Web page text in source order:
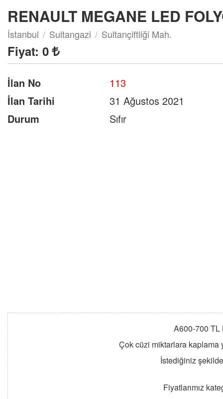
RENAULT MEGANE LED
İstanbul Sultangazi Sultançiftliği Mah.
Fiyat: 0
İlan No
113
İlan Tarihi
31 Ağustos 2021
Durum
Sıfır
A600-700 TL
Çok cüzi miktarlara kaplama
İstediğiniz
Fiyatlarımız